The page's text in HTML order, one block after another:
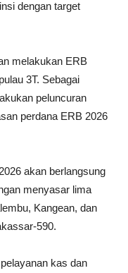
dengan target
melakukan ERB
3T. Sebagai
peluncuran
perdana ERB 2026
akan berlangsung
menyasar lima
Kangean, dan
590.
kas dan